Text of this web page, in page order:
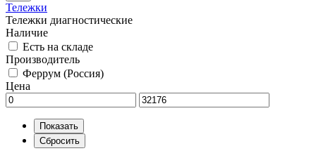
Тележки
Тележки диагностические
Наличие
Есть на складе
Производитель
Феррум (Россия)
Цена